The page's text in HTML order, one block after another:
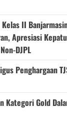
II
Apresiasi
DJPL
Penghargaan
Kategori Gold